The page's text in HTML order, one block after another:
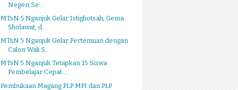
Negeri Se...
MTsN 5 Nganjuk Gelar Istighotsah, Gema
Sholawat, d...
MTsN 5 Nganjuk Gelar Pertemuan dengan
Calon Wali S...
MTsN 5 Nganjuk Tetapkan 15 Siswa
Pembelajar Cepat ...
Pembukaan Magang PLP MPI dan PLP